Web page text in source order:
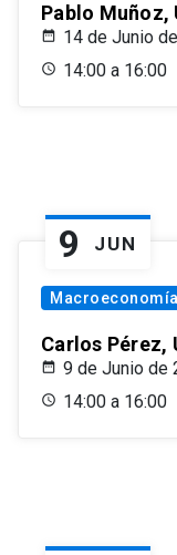
Pablo Muñoz,
14 de Junio
14:00 a 16:00
9 JUN
Macroeconomía
Carlos Pérez,
9 de Junio de
14:00 a 16:00